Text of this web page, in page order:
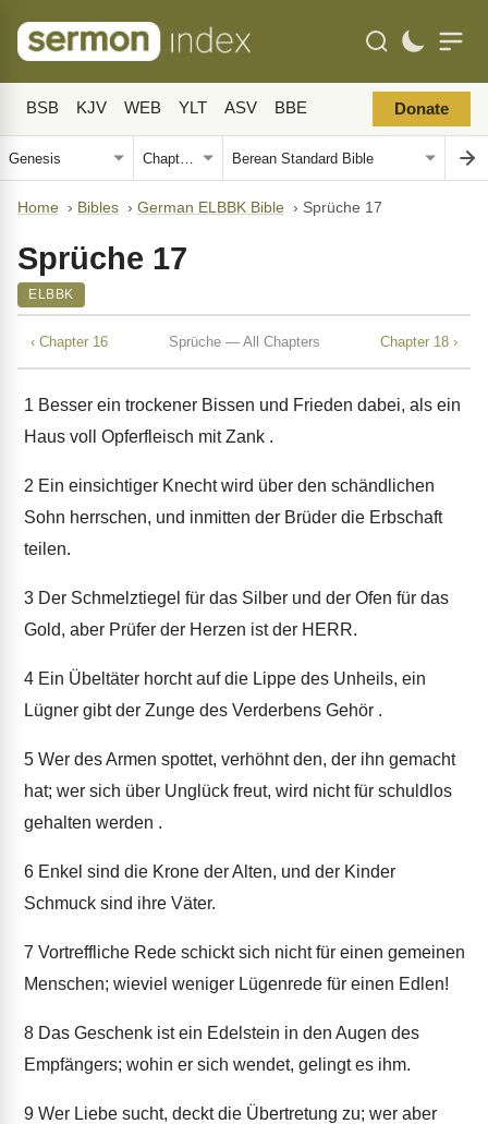
BSB KJV WEB YLT ASV BBE Donate
Home › Bibles › German ELBBK Bible › Sprüche 17
Sprüche 17
ELBBK
‹ Chapter 16 Sprüche — All Chapters Chapter 18 ›
1 Besser ein trockener Bissen und Frieden dabei, als ein
Haus voll Opferfleisch mit Zank .
2 Ein einsichtiger Knecht wird über den schändlichen
Sohn herrschen, und inmitten der Brüder die Erbschaft
teilen.
3 Der Schmelztiegel für das Silber und der Ofen für das
Gold, aber Prüfer der Herzen ist der HERR.
4 Ein Übeltäter horcht auf die Lippe des Unheils, ein
Lügner gibt der Zunge des Verderbens Gehör .
5 Wer des Armen spottet, verhöhnt den, der ihn gemacht
hat; wer sich über Unglück freut, wird nicht für schuldlos
gehalten werden .
6 Enkel sind die Krone der Alten, und der Kinder
Schmuck sind ihre Väter.
7 Vortreffliche Rede schickt sich nicht für einen gemeinen
Menschen; wieviel weniger Lügenrede für einen Edlen!
8 Das Geschenk ist ein Edelstein in den Augen des
Empfängers; wohin er sich wendet, gelingt es ihm.
9 Wer Liebe sucht, deckt die Übertretung zu; wer aber